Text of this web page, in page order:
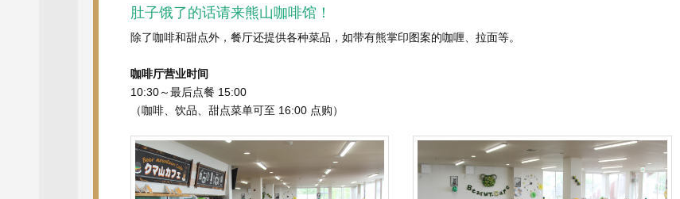
肚子饿了的话请来熊山咖啡馆！
除了咖啡和甜点外，餐厅还提供各种菜品，如带有熊掌印图案的咖喱、拉面等。
咖啡厅营业时间
10:30～最后点餐 15:00
（咖啡、饮品、甜点菜单可至 16:00 点购）